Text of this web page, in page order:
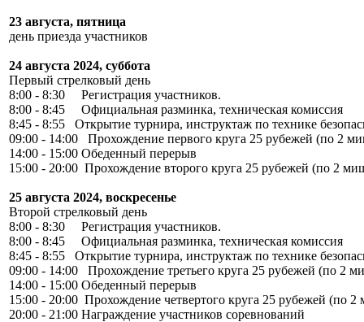
23 августа, пятница
день приезда участников
24 августа 2024, суббота
Первый стрелковый день
8:00 - 8:30 Регистрация участников.
8:00 - 8:45 Официальная разминка, техническая комиссия
8:45 - 8:55 Открытие турнира, инструктаж по технике
09:00 - 14:00 Прохождение первого круга 25 рубежей (по 2
14:00 - 15:00 Обеденный перерыв
15:00 - 20:00 Прохождение второго круга 25 рубежей (по 2
25 августа 2024, воскресенье
Второй стрелковый день
8:00 - 8:30 Регистрация участников.
8:00 - 8:45 Официальная разминка, техническая комиссия
8:45 - 8:55 Открытие турнира, инструктаж по технике
09:00 - 14:00 Прохождение третьего круга 25 рубежей (по 2
14:00 - 15:00 Обеденный перерыв
15:00 - 20:00 Прохождение четвертого круга 25 рубежей (по
20:00 - 21:00 Награждение участников соревнований